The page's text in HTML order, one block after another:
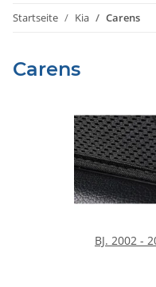
Startseite Kia Carens
Carens
BJ. 2002 -